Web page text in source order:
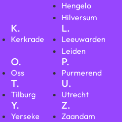
Hengelo
Hilversum
K.
Kerkrade
L.
Leeuwarden
Leiden
O.
Oss
P.
Purmerend
T.
Tilburg
U.
Utrecht
Y.
Yerseke
Z.
Zaandam